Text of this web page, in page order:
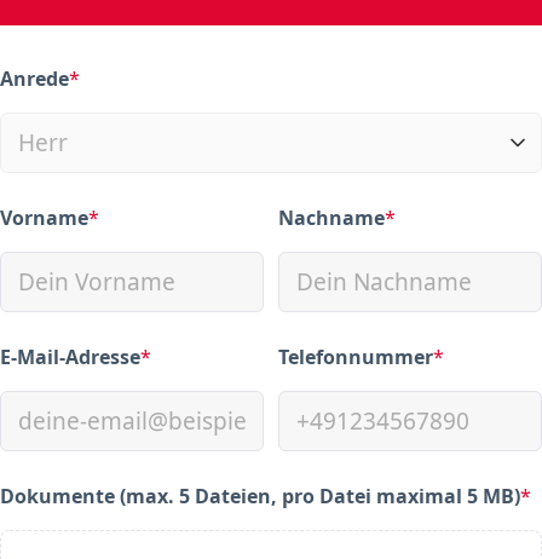
Anrede*
(required)
Vorname*
(required) Nachname*
(required)
E-Mail-Adresse*
(required) Telefonnummer*
(required)
Dokumente (max. 5 Dateien, pro Datei maximal 5 MB)*
(required)